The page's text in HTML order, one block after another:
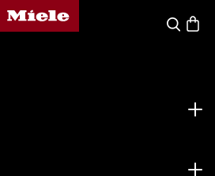
Page d'accueil de Miele
Search